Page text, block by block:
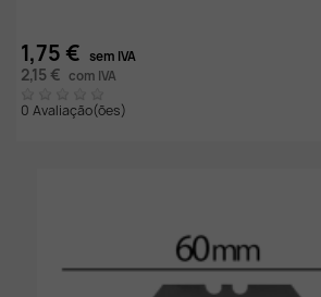
1,75 € sem IVA
2,15 € com IVA
0 Avaliação(ões)